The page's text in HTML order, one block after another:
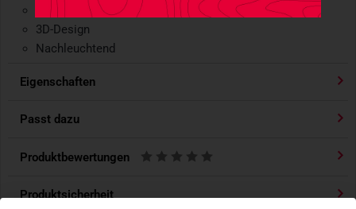
Hakenklett-Rückseite
3D-Design
Nachleuchtend
Eigenschaften
Passt dazu
Produktbewertungen
Produktsicherheit